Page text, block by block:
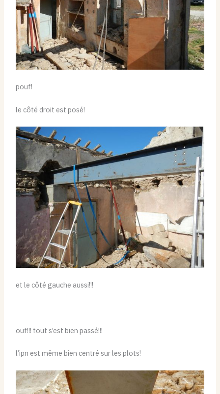
pouf!
le côté droit est posé!
et le côté gauche aussi!!!
ouf!!! tout s’est bien passé!!!
l’ipn est même bien centré sur les plots!